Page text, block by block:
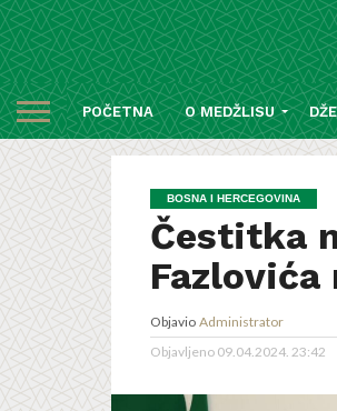
POČETNA O MEDŽLISU
BOSNA I HERCEGOVINA
Čestitka
Fazlovića
Objavio Administrator
Objavljeno 09.04.2024. 23:42